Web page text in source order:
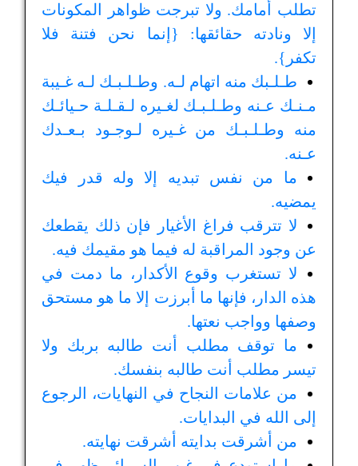
تطلب أمامك. ولا تبرجت ظواهر المكونات
إلا ونادته حقائقها: {إنما نحن فتنة فلا
تكفر}.
طـلـبك منه اتهام لـه. وطـلـبـك لـه غـيبة
مـنـك عـنه وطـلـبـك لغـيره لـقـلـة حـيائـك
منه وطـلـبـك من غـيره لـوجـود بـعـدك
عـنه.
ما من نفس تبديه إلا وله قدر فيك
يمضيه.
لا تترقب فراغ الأغيار فإن ذلك يقطعك
عن وجود المراقبة له فيما هو مقيمك فيه.
لا تستغرب وقوع الأكدار، ما دمت في
هذه الدار، فإنها ما أبرزت إلا ما هو مستحق
وصفها وواجب نعتها.
ما توقف مطلب أنت طالبه بربك ولا
تيسر مطلب أنت طالبه بنفسك.
من علامات النجاح في النهايات، الرجوع
إلى الله في البدايات.
من أشرقت بدايته أشرقت نهايته.